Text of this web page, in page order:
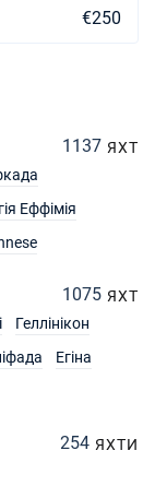
€250
1137 ЯХТ
Еффімія
1075 ЯХТ
Геллінікон
Егіна
254 ЯХТИ